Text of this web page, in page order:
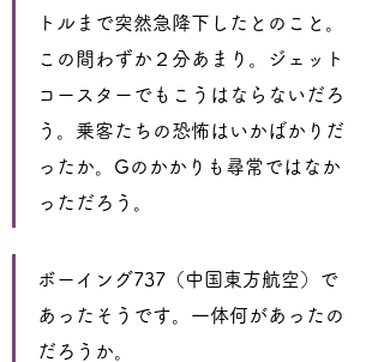
トルまで突然急降下したとのこと。
この間わずか２分あまり。ジェット
コースターでもこうはならないだろ
う。乗客たちの恐怖はいかばかりだ
ったか。Gのかかりも尋常ではなか
っただろう。
ボーイング737（中国東方航空）で
あったそうです。一体何があったの
だろうか。